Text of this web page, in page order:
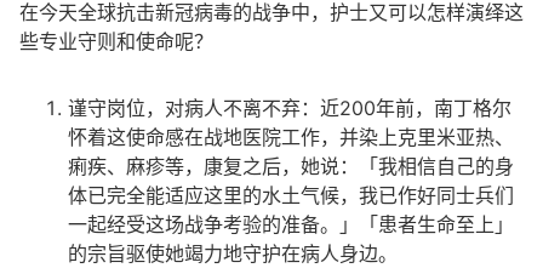
在今天全球抗击新冠病毒的战争中，护士又可以怎样演绎这
些专业守则和使命呢？
谨守岗位，对病人不离不弃：近200年前，南丁格尔
怀着这使命感在战地医院工作，并染上克里米亚热、
痢疾、麻疹等，康复之后，她说：「我相信自己的身
体已完全能适应这里的水土气候，我已作好同士兵们
一起经受这场战争考验的准备。」「患者生命至上」
的宗旨驱使她竭力地守护在病人身边。